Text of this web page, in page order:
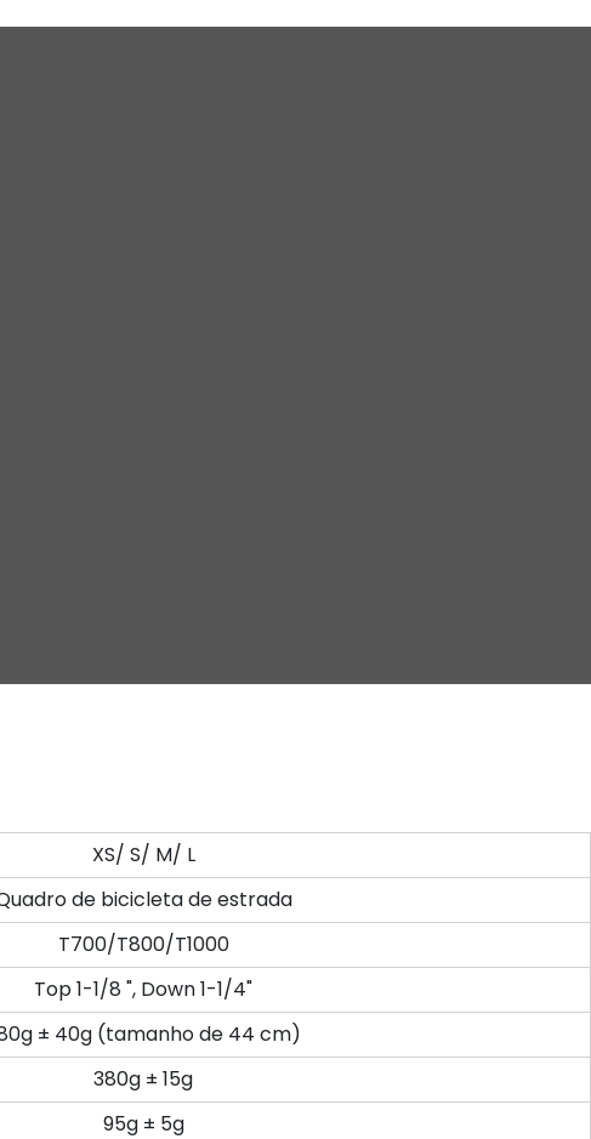
XS/ S/ M/ L
de bicicleta de estrada
T700/T800/T1000
Top 1-1/8 ", Down 1-1/4"
± 40g (tamanho de 44 cm)
380g ± 15g
95g ± 5g